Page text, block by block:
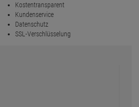
Kostentransparent
Kundenservice
Datenschutz
SSL-Verschlüsselung